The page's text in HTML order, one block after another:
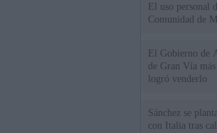
El uso personal
Comunidad de
El Gobierno de
de Gran Vía
logró venderlo
Sánchez se
con Italia tras